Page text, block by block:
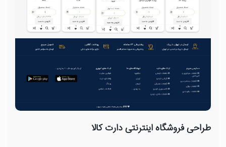
طراحی فروشگاه اینترنتی دارت کالا